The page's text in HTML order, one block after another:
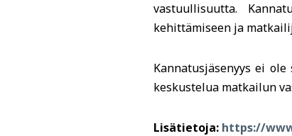
vastuullisuutta.
kehittämiseen ja
Kannatusjäsenyys ei
keskustelua matkailun
Lisätietoja: https://